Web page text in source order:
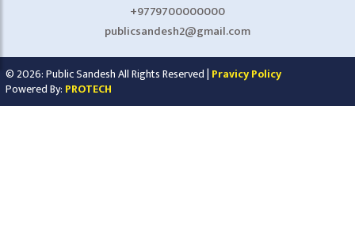
+9779700000000
publicsandesh2@gmail.com
© 2026: Public Sandesh All Rights Reserved | Pravicy Policy
Powered By: PROTECH